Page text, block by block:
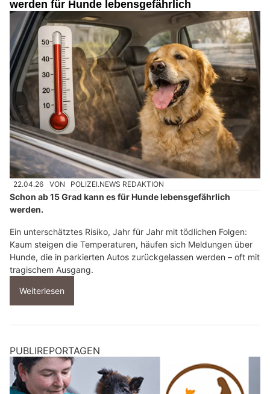
werden für Hunde lebensgefährlich
22.04.26 VON POLIZEI.NEWS REDAKTION
Schon ab 15 Grad kann es für Hunde lebensgefährlich
werden.
Ein unterschätztes Risiko, Jahr für Jahr mit tödlichen Folgen:
Kaum steigen die Temperaturen, häufen sich Meldungen über
Hunde, die in parkierten Autos zurückgelassen werden – oft mit
tragischem Ausgang.
Weiterlesen
PUBLIREPORTAGEN